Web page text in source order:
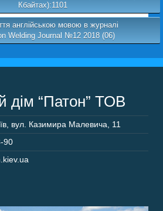
Кбайтах):1101
англійською мовою в журналі
Welding Journal №12 2018 (06)
дім “Патон” ТОВ
вул. Казимира Малевича, 11
90